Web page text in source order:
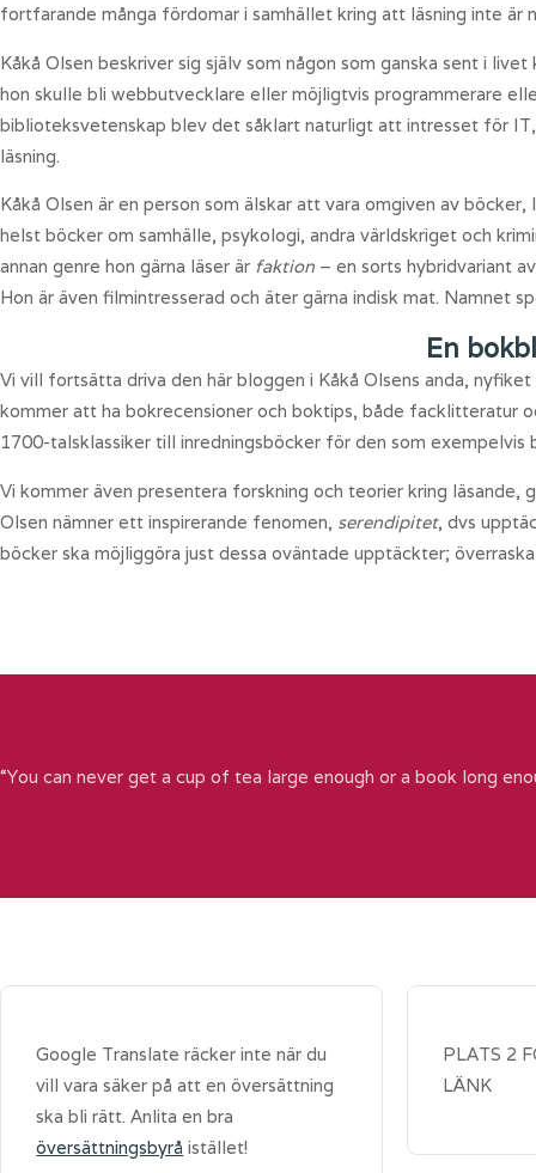
fortfarande många fördomar i samhället kring att läsning inte är
Kåkå Olsen beskriver sig själv som någon som ganska sent i
hon skulle bli webbutvecklare eller möjligtvis programmerare
biblioteksvetenskap blev det såklart naturligt att intresset för
läsning.
Kåkå Olsen är en person som älskar att vara omgiven av
helst böcker om samhälle, psykologi, andra världskriget och
annan genre hon gärna läser är faktion – en sorts hybridvariant
Hon är även filmintresserad och äter gärna indisk mat. Namnet
En
Vi vill fortsätta driva den här bloggen i Kåkå Olsens anda,
kommer att ha bokrecensioner och boktips, både facklitteratur
1700-talsklassiker till inredningsböcker för den som
Vi kommer även presentera forskning och teorier kring läsande,
Olsen nämner ett inspirerande fenomen, serendipitet, dvs
böcker ska möjliggöra just dessa oväntade upptäckter;
“You can never get a cup of tea large enough or a book long
Google Translate räcker inte när du
vill vara säker på att en översättning
ska bli rätt. Anlita en bra
översättningsbyrå istället!
PLATS 2
LÄNK